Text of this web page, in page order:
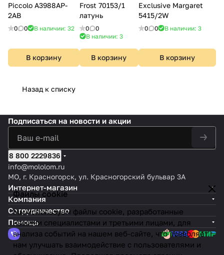
Piccolo A3988AP-
2AB
0 0 В наличии: 32
В корзину
Frost 70153/1
латунь
0
0
В наличии: 3
В корзину
Exclusive Margaret
5415/2W
0 0 В наличии: 3
В корзину
Назад к списку
Файлы cookie
Мы используем файлы cookie, разработанные
нашими специалистами и третьими лицами, для
анализа событий на нашем веб-сайте, что позволяет
нам улучшать взаимодействие с пользователями и
Подписаться на новости и акции
8 800 2229836
info@mololom.ru
МО, г. Красногорск, ул. Красногорский бульвар 3А
Интернет-магазин
Компания
Сотрудничество
Помощь